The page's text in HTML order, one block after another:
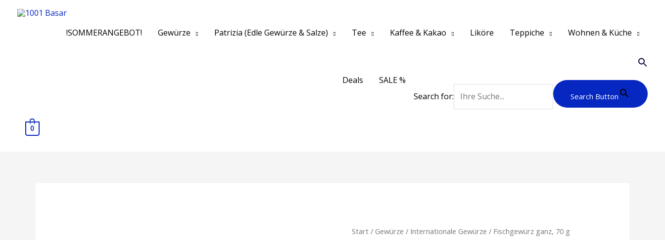
!SOMMERANGEBOT! Gewürze Patrizia (Edle Gewürze & Salze) Tee Kaffee & Kakao Liköre Teppiche Wohnen & Küche
Deals
SALE %
Search for:
Search Button
0
Start / Gewürze / Internationale Gewürze / Fischgewürz ganz, 70 g